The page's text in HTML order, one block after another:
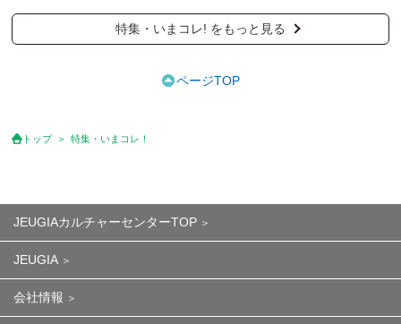
特集・いまコレ! をもっと見る
ページTOP
トップ 特集・いまコレ！
JEUGIAカルチャーセンターTOP
JEUGIA
会社情報